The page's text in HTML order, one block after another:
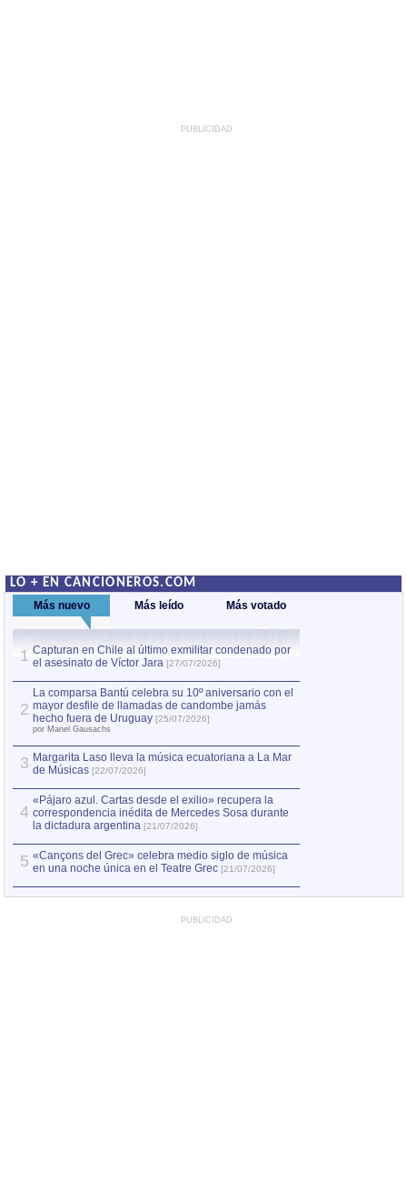
PUBLICIDAD
LO + EN CANCIONEROS.COM
Más nuevo Más leído Más votado
1 Capturan en Chile al último exmilitar condenado por
el asesinato de Víctor Jara [27/07/2026]
2
La comparsa Bantú celebra su 10º aniversario con el
mayor desfile de llamadas de candombe jamás
hecho fuera de Uruguay [25/07/2026]
por Manel Gausachs
3 Margarita Laso lleva la música ecuatoriana a La Mar
de Músicas [22/07/2026]
4
«Pájaro azul. Cartas desde el exilio» recupera la
correspondencia inédita de Mercedes Sosa durante
la dictadura argentina [21/07/2026]
5 «Cançons del Grec» celebra medio siglo de música
en una noche única en el Teatre Grec [21/07/2026]
PUBLICIDAD